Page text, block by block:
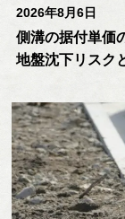
2026年8月6日
側溝の据付単価
地盤沈下リスク